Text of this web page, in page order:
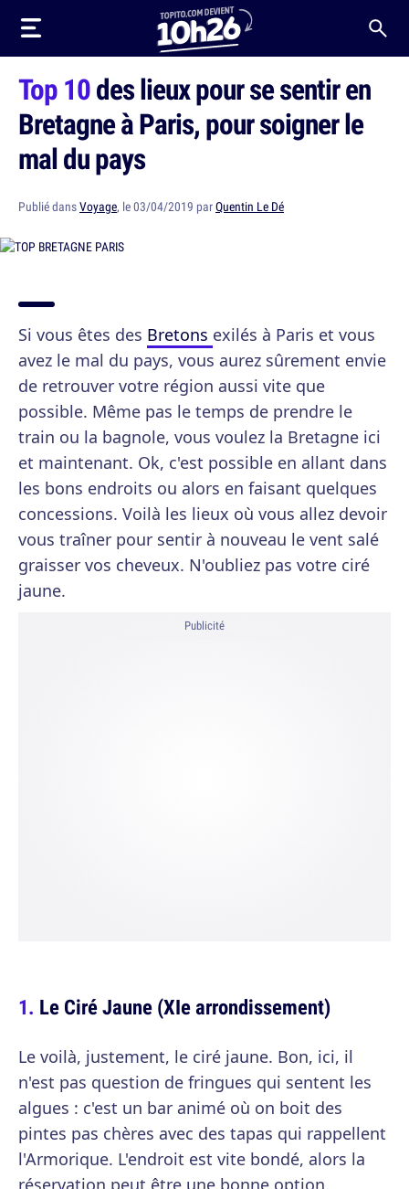
Top 10des lieux pour se sentir en
Bretagne à Paris, pour soigner le
mal du pays
Publié dansVoyage, le 03/04/2019 parQuentin Le Dé
Si vous êtes des Bretons exilés à Paris et vous
avez le mal du pays, vous aurez sûrement envie
de retrouver votre région aussi vite que
possible. Même pas le temps de prendre le
train ou la bagnole, vous voulez la Bretagne ici
et maintenant. Ok, c'est possible en allant dans
les bons endroits ou alors en faisant quelques
concessions. Voilà les lieux où vous allez devoir
vous traîner pour sentir à nouveau le vent salé
graisser vos cheveux. N'oubliez pas votre ciré
jaune.
Publicité
Le Ciré Jaune (XIe arrondissement)
Le voilà, justement, le ciré jaune. Bon, ici, il
n'est pas question de fringues qui sentent les
algues : c'est un bar animé où on boit des
pintes pas chères avec des tapas qui rappellent
l'Armorique. L'endroit est vite bondé, alors la
réservation peut être une bonne option.